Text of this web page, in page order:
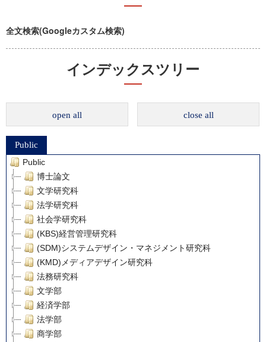
全文検索(Googleカスタム検索)
インデックスツリー
open all close all
Public
Public
博士論文
文学研究科
法学研究科
社会学研究科
(KBS)経営管理研究科
(SDM)システムデザイン・マネジメント研究科
(KMD)メディアデザイン研究科
法務研究科
文学部
経済学部
法学部
商学部